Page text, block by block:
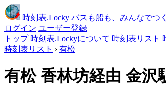
時刻表.Locky バスも船も、みんなでつ
ログイン ユーザー登録
トップ 時刻表.Lockyについて 時刻表リスト
時刻表リスト › 有松
有松香林坊経由 金沢